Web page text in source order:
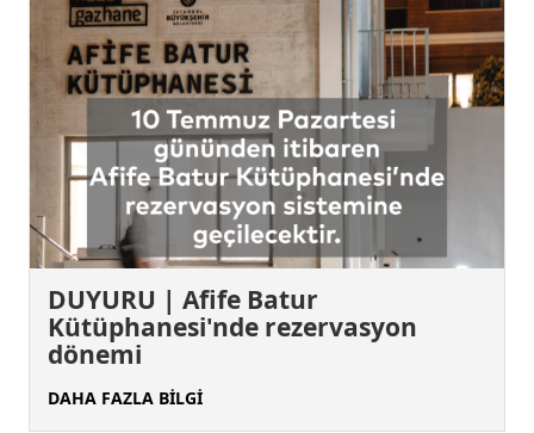
DUYURU | Afife Batur
Kütüphanesi'nde rezervasyon
dönemi
DAHA FAZLA BİLGİ